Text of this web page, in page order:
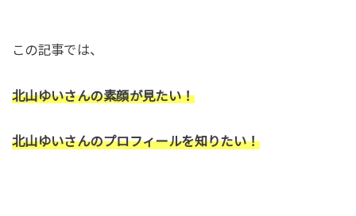
この記事では、
北山ゆいさんの素顔が見たい！
北山ゆいさんのプロフィールを知りたい！